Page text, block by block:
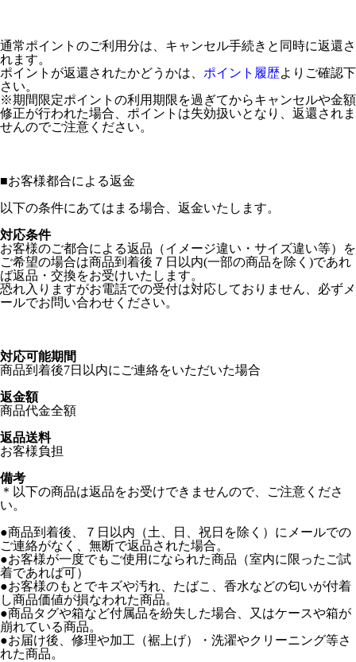
通常ポイントのご利用分は、キャンセル手続きと同時に返還さ
れます。
ポイントが返還されたかどうかは、 ポイント履歴よりご確認下
さい。
※期間限定ポイントの利用期限を過ぎてからキャンセルや金額
修正が行われた場合、ポイントは失効扱いとなり、返還されま
せんのでご注意ください。
■お客様都合による返金
以下の条件にあてはまる場合、返金いたします。
対応条件
お客様のご都合による返品（イメージ違い・サイズ違い等）を
ご希望の場合は商品到着後７日以内(一部の商品を除く)であれ
ば返品・交換をお受けいたします。
恐れ入りますがお電話での受付は対応しておりません、必ずメ
ールでお問い合わせください。
対応可能期間
商品到着後7日以内にご連絡をいただいた場合
返金額
商品代金全額
返品送料
お客様負担
備考
＊以下の商品は返品をお受けできませんので、ご注意くださ
い。
●商品到着後、７日以内（土、日、祝日を除く）にメールでの
ご連絡がなく、無断で返品された場合。
●お客様が一度でもご使用になられた商品（室内に限ったご試
着であれば可）
●お客様のもとでキズや汚れ、たばこ、香水などの匂いが付着
し商品価値が損なわれた商品。
●商品タグや箱など付属品を紛失した場合、又はケースや箱が
崩れている商品。
●お届け後、修理や加工（裾上げ）・洗濯やクリーニング等さ
れた商品。